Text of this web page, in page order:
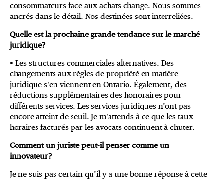
consommateurs face aux achats change. Nous sommes
ancrés dans le détail. Nos destinées sont interreliées.
Quelle est la prochaine grande tendance sur le marché
juridique?
• Les structures commerciales alternatives. Des
changements aux règles de propriété en matière
juridique s’en viennent en Ontario. Également, des
réductions supplémentaires des honoraires pour
différents services. Les services juridiques n’ont pas
encore atteint de seuil. Je m’attends à ce que les taux
horaires facturés par les avocats continuent à chuter.
Comment un juriste peut-il penser comme un
innovateur?
Je ne suis pas certain qu’il y a une bonne réponse à cette